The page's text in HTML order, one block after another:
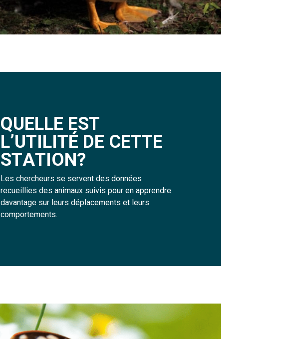
QUELLE EST
L’UTILITÉ DE CETTE
STATION?
Les chercheurs se servent des données
recueillies des animaux suivis pour en apprendre
davantage sur leurs déplacements et leurs
comportements.